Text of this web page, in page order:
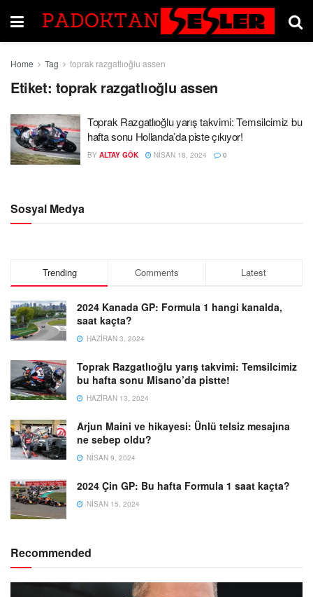
Home Tag toprak razgatlıoğlu assen
Etiket: toprak razgatlıoğlu assen
Toprak Razgatlıoğlu yarış takvimi: Temsilcimiz bu
hafta sonu Hollanda’da piste çıkıyor!
BY ALTAY GÖK NISAN 18, 2024 0
Sosyal Medya
Trending Comments Latest
2024 Kanada GP: Formula 1 hangi kanalda,
saat kaçta?
HAZIRAN 3, 2024
Toprak Razgatlıoğlu yarış takvimi: Temsilcimiz
bu hafta sonu Misano’da pistte!
HAZIRAN 13, 2024
Arjun Maini ve hikayesi: Ünlü telsiz mesajına
ne sebep oldu?
NISAN 9, 2024
2024 Çin GP: Bu hafta Formula 1 saat kaçta?
NISAN 15, 2024
Recommended